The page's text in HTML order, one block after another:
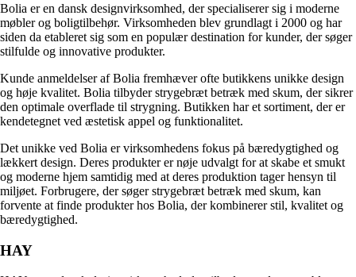
Bolia er en dansk designvirksomhed, der specialiserer sig i moderne
møbler og boligtilbehør. Virksomheden blev grundlagt i 2000 og har
siden da etableret sig som en populær destination for kunder, der søger
stilfulde og innovative produkter.
Kunde anmeldelser af Bolia fremhæver ofte butikkens unikke design
og høje kvalitet. Bolia tilbyder strygebræt betræk med skum, der sikrer
den optimale overflade til strygning. Butikken har et sortiment, der er
kendetegnet ved æstetisk appel og funktionalitet.
Det unikke ved Bolia er virksomhedens fokus på bæredygtighed og
lækkert design. Deres produkter er nøje udvalgt for at skabe et smukt
og moderne hjem samtidig med at deres produktion tager hensyn til
miljøet. Forbrugere, der søger strygebræt betræk med skum, kan
forvente at finde produkter hos Bolia, der kombinerer stil, kvalitet og
bæredygtighed.
HAY